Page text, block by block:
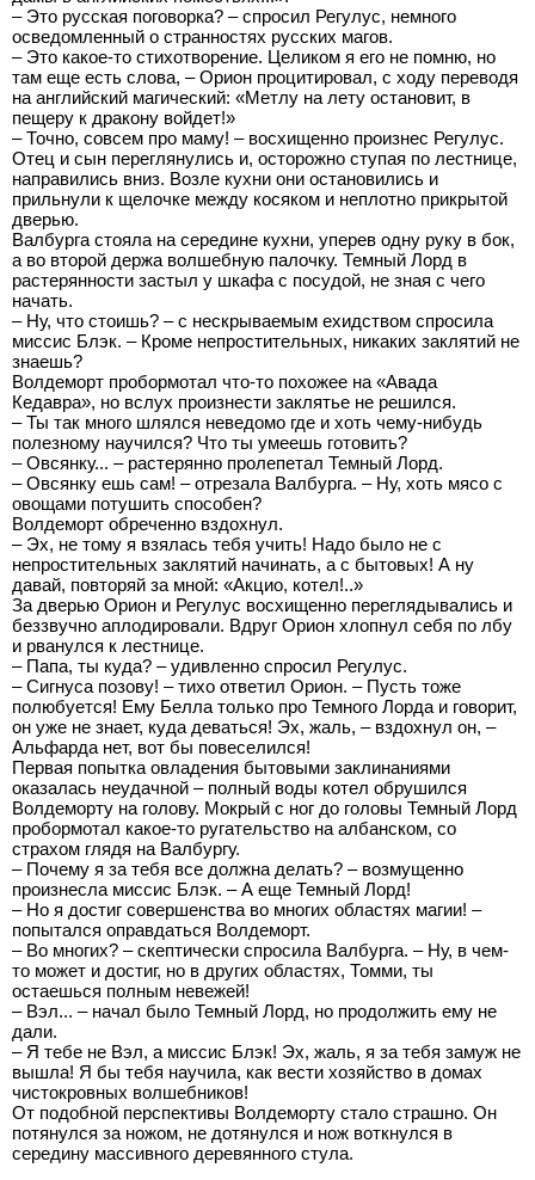
– Это русская поговорка? – спросил Регулус, немного
осведомленный о странностях русских магов.
– Это какое-то стихотворение. Целиком я его не помню, но
там еще есть слова, – Орион процитировал, с ходу переводя
на английский магический: «Метлу на лету остановит, в
пещеру к дракону войдет!»
– Точно, совсем про маму! – восхищенно произнес Регулус.
Отец и сын переглянулись и, осторожно ступая по лестнице,
направились вниз. Возле кухни они остановились и
прильнули к щелочке между косяком и неплотно прикрытой
дверью.
Валбурга стояла на середине кухни, уперев одну руку в бок,
а во второй держа волшебную палочку. Темный Лорд в
растерянности застыл у шкафа с посудой, не зная с чего
начать.
– Ну, что стоишь? – с нескрываемым ехидством спросила
миссис Блэк. – Кроме непростительных, никаких заклятий не
знаешь?
Волдеморт пробормотал что-то похожее на «Авада
Кедавра», но вслух произнести заклятье не решился.
– Ты так много шлялся неведомо где и хоть чему-нибудь
полезному научился? Что ты умеешь готовить?
– Овсянку... – растерянно пролепетал Темный Лорд.
– Овсянку ешь сам! – отрезала Валбурга. – Ну, хоть мясо с
овощами потушить способен?
Волдеморт обреченно вздохнул.
– Эх, не тому я взялась тебя учить! Надо было не с
непростительных заклятий начинать, а с бытовых! А ну
давай, повторяй за мной: «Акцио, котел!..»
За дверью Орион и Регулус восхищенно переглядывались и
беззвучно аплодировали. Вдруг Орион хлопнул себя по лбу
и рванулся к лестнице.
– Папа, ты куда? – удивленно спросил Регулус.
– Сигнуса позову! – тихо ответил Орион. – Пусть тоже
полюбуется! Ему Белла только про Темного Лорда и говорит,
он уже не знает, куда деваться! Эх, жаль, – вздохнул он, –
Альфарда нет, вот бы повеселился!
Первая попытка овладения бытовыми заклинаниями
оказалась неудачной – полный воды котел обрушился
Волдеморту на голову. Мокрый с ног до головы Темный Лорд
пробормотал какое-то ругательство на албанском, со
страхом глядя на Валбургу.
– Почему я за тебя все должна делать? – возмущенно
произнесла миссис Блэк. – А еще Темный Лорд!
– Но я достиг совершенства во многих областях магии! –
попытался оправдаться Волдеморт.
– Во многих? – скептически спросила Валбурга. – Ну, в чем-
то может и достиг, но в других областях, Томми, ты
остаешься полным невежей!
– Вэл... – начал было Темный Лорд, но продолжить ему не
дали.
– Я тебе не Вэл, а миссис Блэк! Эх, жаль, я за тебя замуж не
вышла! Я бы тебя научила, как вести хозяйство в домах
чистокровных волшебников!
От подобной перспективы Волдеморту стало страшно. Он
потянулся за ножом, не дотянулся и нож воткнулся в
середину массивного деревянного стула.